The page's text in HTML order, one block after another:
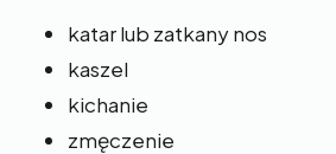
katar lub zatkany nos
kaszel
kichanie
zmęczenie